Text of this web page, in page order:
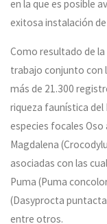
en la que es posible
exitosa instalación
Como resultado de
trabajo conjunto con
más de 21.300
riqueza faunística del
especies focales
Magdalena
asociadas con las
Puma (Puma
(Dasyprocta
entre otros.